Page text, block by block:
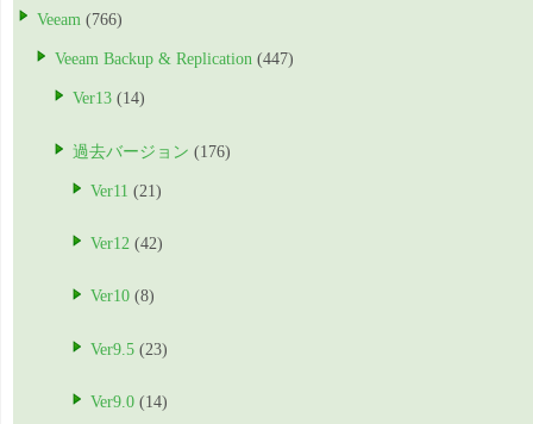
Veeam (766)
Veeam Backup & Replication (447)
Ver13 (14)
過去バージョン (176)
Ver11 (21)
Ver12 (42)
Ver10 (8)
Ver9.5 (23)
Ver9.0 (14)